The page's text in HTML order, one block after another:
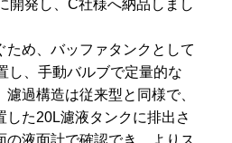
開発し、C社様へ納品しまし
ため、バッファタンクとして
し、手動バルブで定量的な
過構造は従来型と同様で、
した20L濾液タンクに排出さ
の液面計で確認でき、よりス